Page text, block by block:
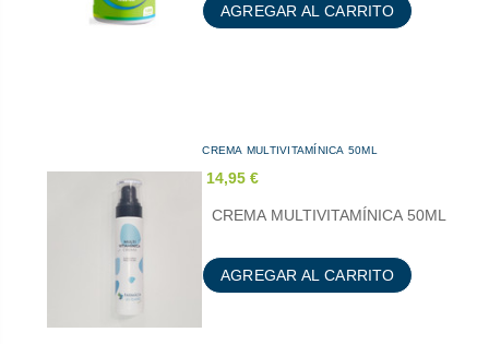
AGREGAR AL CARRITO
CREMA MULTIVITAMÍNICA 50ML
14,95 €
CREMA MULTIVITAMÍNICA 50ML
AGREGAR AL CARRITO